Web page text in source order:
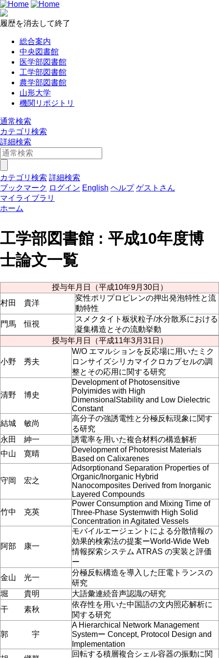
履歴を消去して終了
総合案内
中央図書館
医学部図書館
工学部図書館
農学部図書館
山形大学
機関リポジトリ
通常検索
カテゴリ検索
詳細検索
カテゴリ検索 詳細検索
ブックマーク ログイン English ヘルプ ゲストさん
マイライブラリ
ホーム
工学部図書館 : 平成10年度博
士論文一覧
授与年月日（平成10年9月30日）
村田 貴洋
変性ポリプロピレンの押出発泡特性と流
動特性
門馬 恒視
スメクタイト板状粒子/水分散系における
凝集構造とその流動挙動
授与年月日（平成11年3月31日）
小野 秀夫
W/O エマルションを反応場に用いたミク
ロンサイズシリカマイクロカプセルの調
整とその応用に関する研究
清野 博史
Development of Photosensitive
Polyimides with High
DimensionalStability and Low Dielectric
Constant
結城 敏尚
高分子の強誘電性と分極反転現象に関す
る研究
永田 紳一
誘電率を用いた複合材料の構造解析
中山 寛晴
Development of Photoresist Materials
Based on Calixarenes
守岡 宏之
Adsorptionand Separation Properties of
Organic/Inorganic Hybrid
Nanocomposites Derived from Inorganic
Layered Compounds
竹中 克英
Power Consumption and Mixing Time of
Three-Phase Systemwith High Solid
Concentration in Agitated Vessels
阿部 康一
モバイルエージェントによる分散情報の
効果的検索法の提案ーWorld-Wide Web
情報探索システム ATRAS の実装と評価
ー
金山 光一
分極反転構造を導入した圧電トランスの
研究
堀 貴明
大語彙連続音声認識の研究
干 素秋
依存性を用いた中国語の文内照応解析に
関する研究
郭 宇
A Hierarchical Network Management
Systemー Concept, Protocol Design and
Implementation
回転する積層複合シェル容器の振動に関